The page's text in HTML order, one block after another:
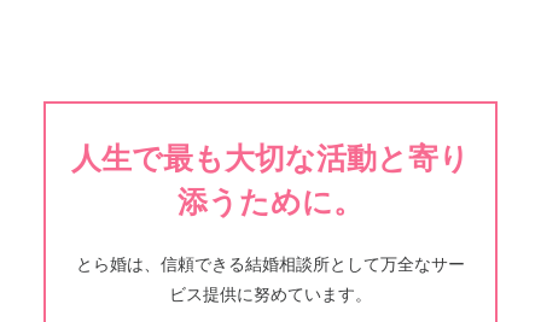
人生で最も大切な活動と寄り
添うために。
とら婚は、信頼できる結婚相談所として万全なサー
ビス提供に努めています。